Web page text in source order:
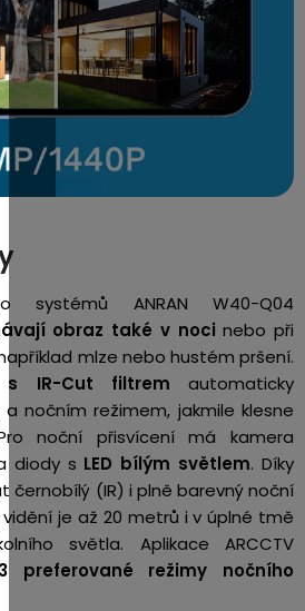
systémů ANRAN W40-Q04
obraz také v noci nebo při
mlze nebo hustém pršení.
s IR-Cut filtrem automaticky
nočním režimem, jakmile klesne
noční přisvícení má kamera
diody s LED bílým světlem. Díky
černobílý (IR) i plně barevný noční
je až 20 metrů i v úplné tmě
světla. Aplikace ARCCTV
3 preferované režimy nočního